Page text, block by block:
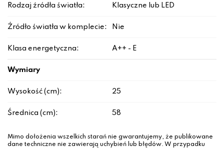
Rodzaj źródła światła: Klasyczne lub LED
Źródło światła w komplecie: Nie
Klasa energetyczna: A++ - E
Wymiary
Wysokość (cm): 25
Średnica (cm): 58
Mimo dołożenia wszelkich starań nie gwarantujemy, że publikowane
dane techniczne nie zawierają uchybień lub błędów. W przypadku